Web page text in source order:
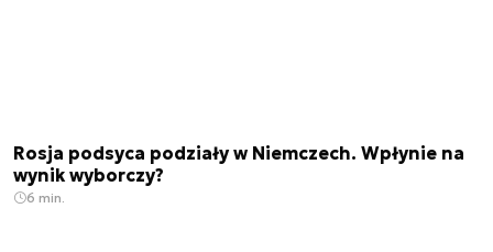
Rosja podsyca podziały w Niemczech. Wpłynie na
wynik wyborczy?
6 min.